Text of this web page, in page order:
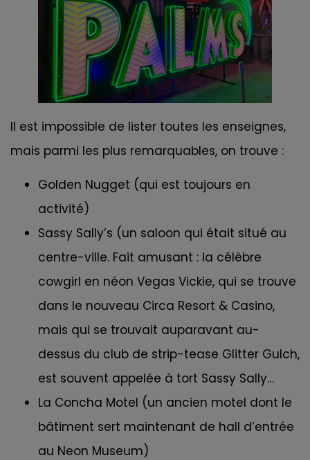
Il est impossible de lister toutes les enseignes,
mais parmi les plus remarquables, on trouve :
Golden Nugget (qui est toujours en
activité)
Sassy Sally’s (un saloon qui était situé au
centre-ville. Fait amusant : la célèbre
cowgirl en néon Vegas Vickie, qui se trouve
dans le nouveau Circa Resort & Casino,
mais qui se trouvait auparavant au-
dessus du club de strip-tease Glitter Gulch,
est souvent appelée à tort Sassy Sally…
La Concha Motel (un ancien motel dont le
bâtiment sert maintenant de hall d’entrée
au Neon Museum)